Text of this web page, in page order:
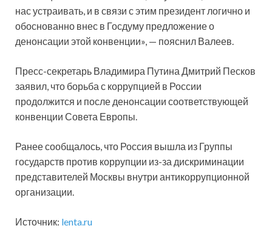
нас устраивать, и в связи с этим президент логично и
обоснованно внес в Госдуму предложение о
денонсации этой конвенции», — пояснил Валеев.
Пресс-секретарь Владимира Путина Дмитрий Песков
заявил, что борьба с коррупцией в России
продолжится и после денонсации соответствующей
конвенции Совета Европы.
Ранее сообщалось, что Россия вышла из Группы
государств против коррупции из-за дискриминации
представителей Москвы внутри антикоррупционной
организации.
Источник: lenta.ru